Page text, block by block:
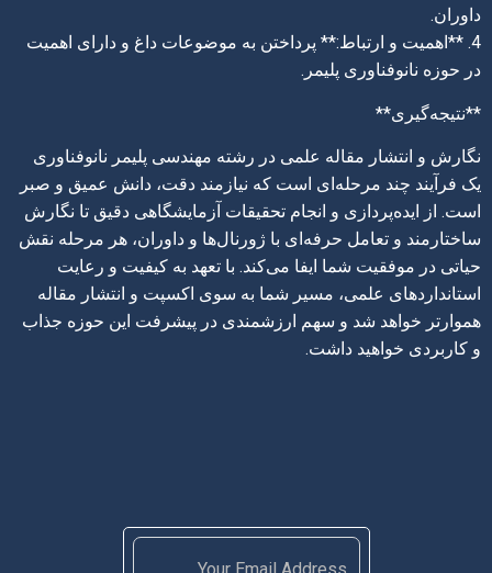
داوران.
4. **اهمیت و ارتباط:** پرداختن به موضوعات داغ و دارای اهمیت
در حوزه نانوفناوری پلیمر.
**نتیجه‌گیری**
نگارش و انتشار مقاله علمی در رشته مهندسی پلیمر نانوفناوری
یک فرآیند چند مرحله‌ای است که نیازمند دقت، دانش عمیق و صبر
است. از ایده‌پردازی و انجام تحقیقات آزمایشگاهی دقیق تا نگارش
ساختارمند و تعامل حرفه‌ای با ژورنال‌ها و داوران، هر مرحله نقش
حیاتی در موفقیت شما ایفا می‌کند. با تعهد به کیفیت و رعایت
استانداردهای علمی، مسیر شما به سوی اکسپت و انتشار مقاله
هموارتر خواهد شد و سهم ارزشمندی در پیشرفت این حوزه جذاب
و کاربردی خواهید داشت.